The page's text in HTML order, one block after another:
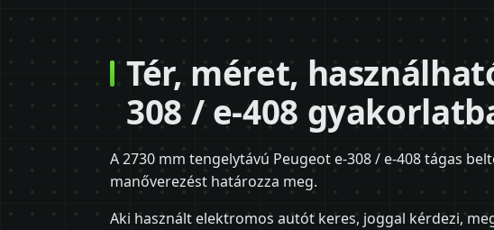
Tér, méret,
308 / e-408
A 2730 mm tengelytávú Peugeot e-308 / e-408 tágas
manőverezést határozza meg.
Aki használt elektromos autót keres, joggal kérdezi,